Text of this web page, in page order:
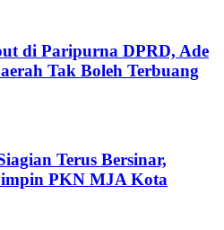
di Paripurna DPRD, Ade
Tak Boleh Terbuang
Terus Bersinar,
PKN MJA Kota